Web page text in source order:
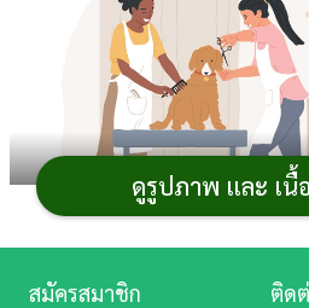
ดูรูปภาพ และ เนื้
บันเทิง
ดู
Music
สมัครสมาชิก
ติด